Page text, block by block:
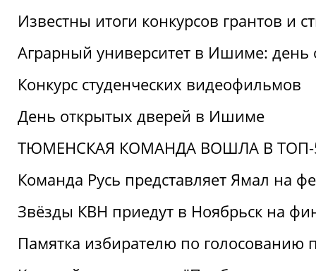
Известны итоги конкурсов грантов и
Аграрный университет в Ишиме: день
Конкурс студенческих видеофильмов
День открытых дверей в Ишиме
ТЮМЕНСКАЯ КОМАНДА ВОШЛА В ТОП-
Команда Русь представляет Ямал на
Звёзды КВН приедут в Ноябрьск на
Памятка избирателю по голосованию